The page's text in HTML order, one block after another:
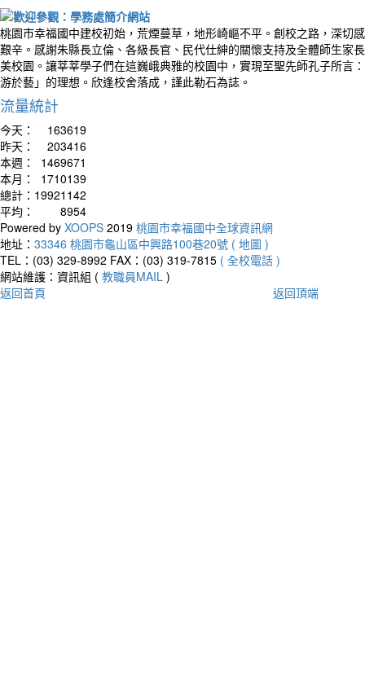
桃園市幸福國中建校初始，荒煙蔓草，地形崎嶇不平。創校之路，深切
艱辛。感謝朱縣長立倫、各級長官、民代仕紳的關懷支持及全體師生家
美校園。讓莘莘學子們在這巍峨典雅的校園中，實現至聖先師孔子所言
游於藝」的理想。欣逢校舍落成，謹此勒石為誌。
流量統計
今天：
163619
昨天：
203416
本週：
1469671
本月：
1710139
總計： 19921142
平均：
8954
Powered by XOOPS 2019 桃園市幸福國中全球資訊網
地址： 33346 桃園市龜山區中興路100巷20號 ( 地圖 )
TEL：(03) 329-8992 FAX：(03) 319-7815 ( 全校電話 )
網站維護：資訊組 ( 教職員MAIL )
返回首頁
返回頂端